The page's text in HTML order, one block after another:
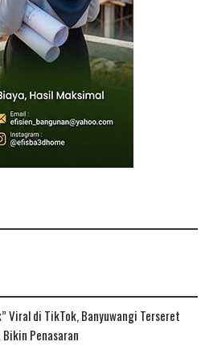
Viral di TikTok, Banyuwangi Terseret
Bikin Penasaran